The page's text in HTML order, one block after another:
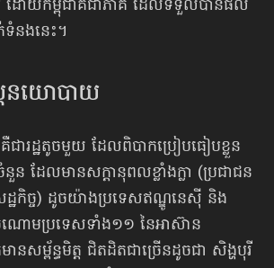
ដោយកម្ពុជាគឺជាភាគី ដែលទទួល​បាន​​ផល
ទំនងនេះ។
នយោបាយ
ជារដ្ឋតូចមួយ ដែលពិបាកប្រៀបធៀបខ្លួន
ដែលមានសក្ដានុពល​ខ្លាំងក្លា (ប្រជាជន
ឋកិច្ច) ដូចយ៉ាងប្រទេសឥណ្ឌូនេស៊ី និង
ណោម​ប្រទេស​ទាំង១១ នៃ​អាស៊ាន
ានសម្ព័ន្ធមិត្ត ជិតដិតជាច្រើនដូចជា សិង្ហបុរី